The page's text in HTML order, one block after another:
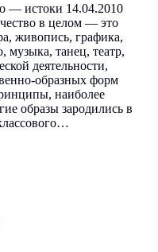
— истоки 14.04.2010
в целом — это
живопись, графика,
музыка, танец, театр,
деятельности,
образных форм
наиболее
образы зародились в